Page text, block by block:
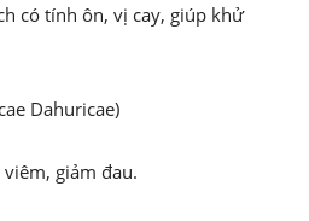
có tính ôn, vị cay, giúp khử
Dahuricae)
giảm đau.